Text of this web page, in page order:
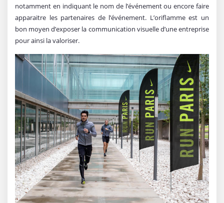
notamment en indiquant le nom de l’événement ou encore faire
apparaitre les partenaires de l’événement. L’oriflamme est un
bon moyen d’exposer la communication visuelle d’une entreprise
pour ainsi la valoriser.